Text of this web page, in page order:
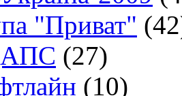
"Приват"
(27)
(10)